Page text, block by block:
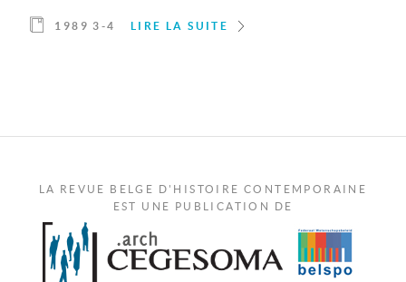
1989 3-4 LIRE LA SUITE
LA REVUE BELGE D'HISTOIRE CONTEMPORAINE
EST UNE PUBLICATION DE